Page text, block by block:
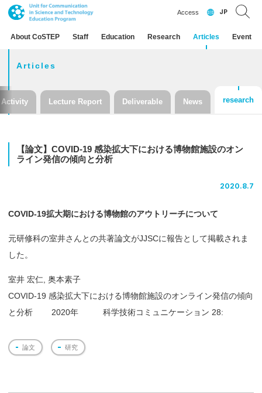
About CoSTEP Staff Education Research Articles Event
Access JP
Articles
Activity Lecture Report Deliverable News research
【論文】 COVID-19 感染拡大下における博物館施設のオン
ライン発信の傾向と分析
2020.8.7
COVID-19拡大期における博物館のアウトリーチについて
元研修科の室井さんとの共著論文がJJSCに報告として掲載されま
した。
室井 宏仁, 奥本素子
COVID-19 感染拡大下における博物館施設のオンライン発信の傾向
と分析 2020年 科学技術コミュニケーション 28:
論文 研究